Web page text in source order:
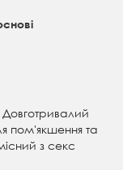
пом'якшення та
з секс